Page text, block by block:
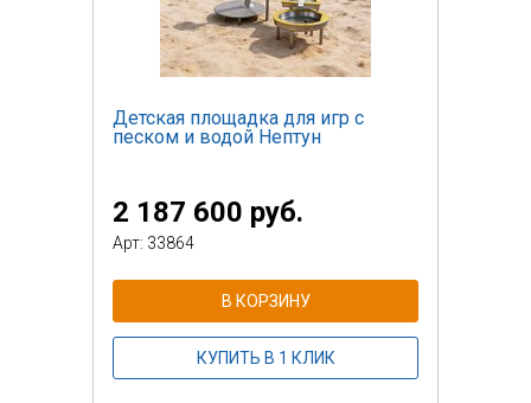
Детская площадка для игр с
песком и водой Нептун
2 187 600 руб.
Арт: 33864
В КОРЗИНУ
КУПИТЬ В 1 КЛИК